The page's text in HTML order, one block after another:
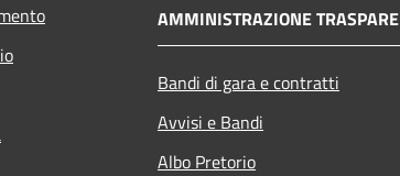
AMMINISTRAZIONE
Bandi di gara e contratti
Avvisi e Bandi
Albo Pretorio